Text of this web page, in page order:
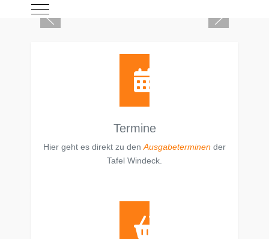
Mobile Menu Toggle
Termine
Hier geht es direkt zu den Ausgabeterminen der
Tafel Windeck.